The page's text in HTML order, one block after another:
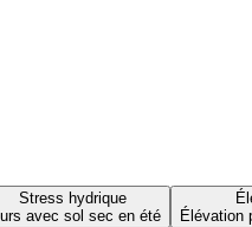
Stress hydrique
avec sol sec en été
Élévation